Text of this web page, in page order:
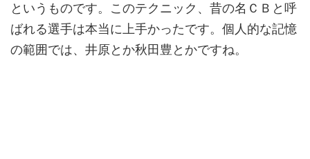
というものです。このテクニック、昔の名ＣＢと呼
ばれる選手は本当に上手かったです。個人的な記憶
の範囲では、井原とか秋田豊とかですね。